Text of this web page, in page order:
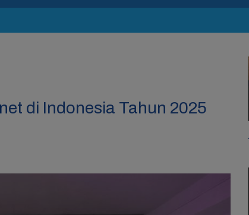
di Indonesia Tahun 2025